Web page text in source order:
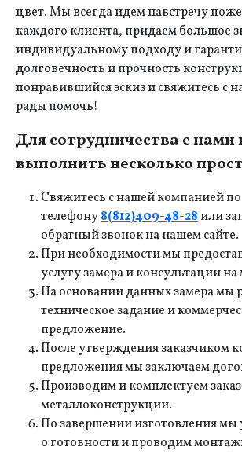
цвет. Мы всегда идем навстречу
каждого клиента, придаем большое
индивидуальному подходу и
долговечность и прочность
понравившийся эскиз и свяжитесь с
рады помочь!
Для сотрудничества с
выполнить несколько
Свяжитесь с нашей компанией по
телефону8(812)409-48-28или
обратный звонок на нашем сайте.
При необходимости мы
услугу замера и консультации на
На основании данных замера мы
техническое задание и
предложение.
После утверждения заказчиком
предложения мы заключаем
Производим и комплектуем
металлоконструкции.
По завершении изготовления мы
о готовности и проводим